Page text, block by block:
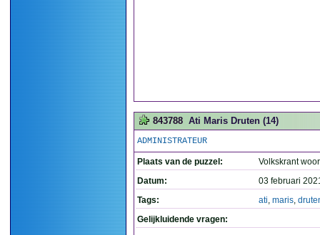
843788 Ati Maris Druten (14)
ADMINISTRATEUR
Plaats van de puzzel:
Volkskrant
Datum:
03 februari
Tags:
ati, maris,
Gelijkluidende vragen: